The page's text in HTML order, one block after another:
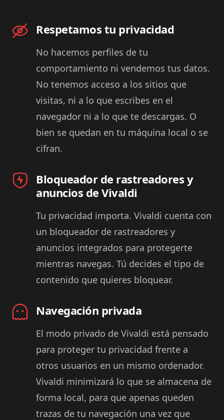
Respetamos tu privacidad
No hacemos perfiles de tu
comportamiento ni vendemos tus datos.
No tenemos acceso a los sitios que
visitas, ni a lo que escribes en el
navegador ni a lo que te descargas. O
bien se quedan en tu máquina local o se
cifran.
Bloqueador de rastreadores y
anuncios de Vivaldi
Tu privacidad importa. Vivaldi cuenta con
un bloqueador de rastreadores y
anuncios integrados para protegerte
mientras navegas. Tú decides el tipo de
contenido que quieres bloquear.
Navegación privada
El modo privado de Vivaldi está pensado
para proteger tu privacidad frente a
otros usuarios en un mismo ordenador.
Vivaldi minimizará lo que se almacena de
forma local, para que apenas queden
trazas de tu navegación una vez que